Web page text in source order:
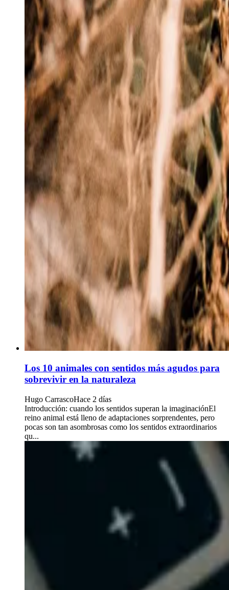
Los 10 animales con sentidos más agudos para
sobrevivir en la naturaleza
Hugo CarrascoHace 2 días
Introducción: cuando los sentidos superan la imaginaciónEl
reino animal está lleno de adaptaciones sorprendentes, pero
pocas son tan asombrosas como los sentidos extraordinarios
qu...